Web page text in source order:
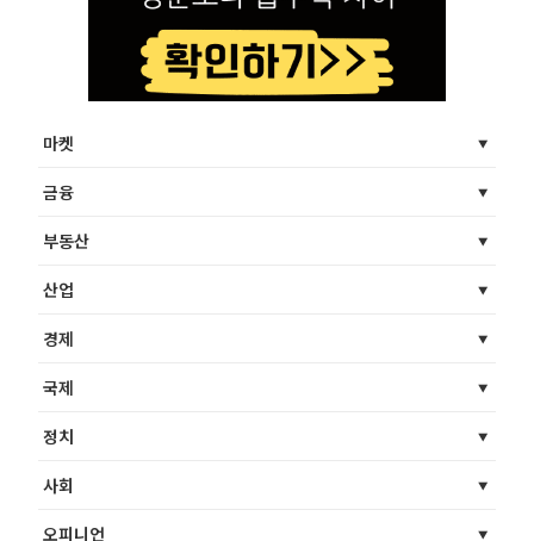
마켓
금융
부동산
산업
경제
국제
정치
사회
오피니언